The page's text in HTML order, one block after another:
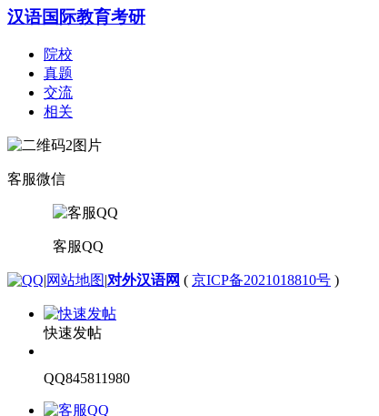
汉语国际教育考研
院校
真题
交流
相关
客服微信
客服QQ
|网站地图|对外汉语网 ( 京ICP备2021018810号 )
快速发帖
QQ845811980